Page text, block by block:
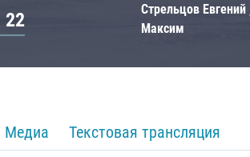
22
Стрельцов Евгений
Максим
Медиа Текстовая трансляция